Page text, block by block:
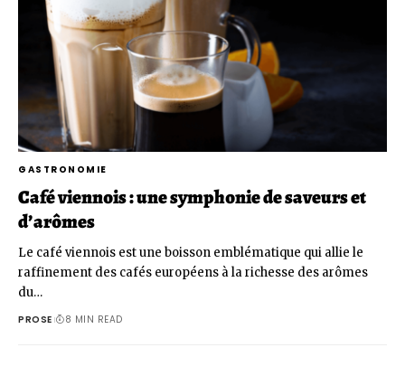
GASTRONOMIE
Café viennois : une symphonie de saveurs et
d’arômes
Le café viennois est une boisson emblématique qui allie le
raffinement des cafés européens à la richesse des arômes
du…
PROSE 8 MIN READ